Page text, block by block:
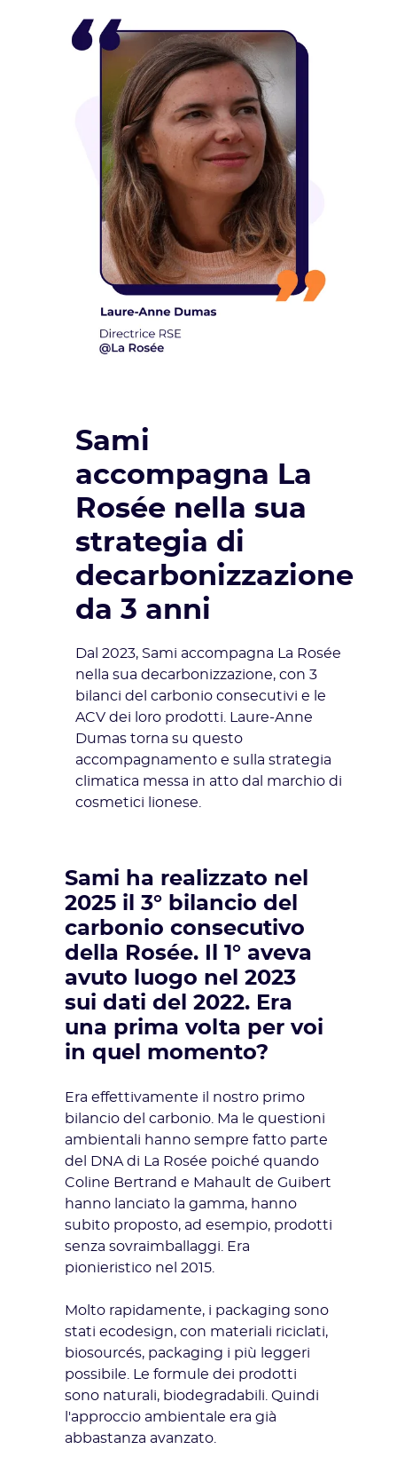
Sami
accompagna La
Rosée nella sua
strategia di
decarbonizzazione
da 3 anni
Dal 2023, Sami accompagna La Rosée
nella sua decarbonizzazione, con 3
bilanci del carbonio consecutivi e le
ACV dei loro prodotti. Laure-Anne
Dumas torna su questo
accompagnamento e sulla strategia
climatica messa in atto dal marchio di
cosmetici lionese.
Sami ha realizzato nel
2025 il 3° bilancio del
carbonio consecutivo
della Rosée. Il 1° aveva
avuto luogo nel 2023
sui dati del 2022. Era
una prima volta per voi
in quel momento?
Era effettivamente il nostro primo
bilancio del carbonio. Ma le questioni
ambientali hanno sempre fatto parte
del DNA di
La Rosée poiché quando
Coline Bertrand e Mahault de Guibert
hanno lanciato la gamma, hanno
subito proposto, ad esempio, prodotti
senza sovraimballaggi. Era
pionieristico nel 2015.
Molto rapidamente, i packaging sono
stati ecodesign, con materiali riciclati,
biosourcés, packaging i più leggeri
possibile. Le formule dei prodotti
sono naturali, biodegradabili. Quindi
l'approccio ambientale era già
abbastanza avanzato.